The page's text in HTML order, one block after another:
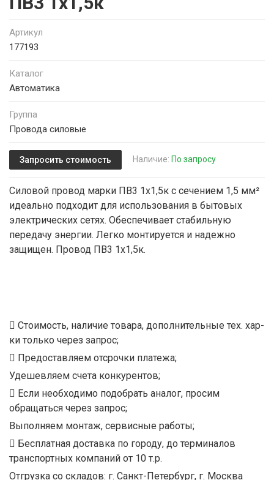
Артикул
177193
Каталог
Автоматика
Группа
Провода силовые
Запросить стоимость Наличие: По запросу
Силовой провод марки ПВ3 1х1,5к с сечением 1,5 мм²
идеально подходит для использования в бытовых
электрических сетях. Обеспечивает стабильную
передачу энергии. Легко монтируется и надежно
защищен. Провод ПВ3 1х1,5к.
Стоимость, наличие товара, дополнительные тех. хар-
ки только через запрос;
Предоставляем отсрочки платежа;
Удешевляем счета конкурентов;
Если необходимо подобрать аналог, просим
обращаться через запрос;
Выполняем монтаж, сервисные работы;
Бесплатная доставка по городу, до терминалов
транспортных компаний от 10 т.р.
Отгрузка со складов: г. Санкт-Петербург, г. Москва